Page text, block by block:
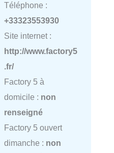
Téléphone :
+33323553930
Site internet :
http://www.factory5
.fr/
Factory 5 à
domicile : non
renseigné
Factory 5 ouvert
dimanche : non